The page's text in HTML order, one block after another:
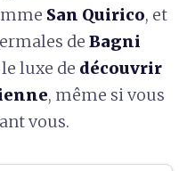
San Quirico, et
de Bagni
luxe de découvrir
, même si vous
vous.